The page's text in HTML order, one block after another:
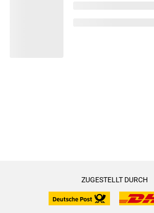
ZUGESTELLT DURCH